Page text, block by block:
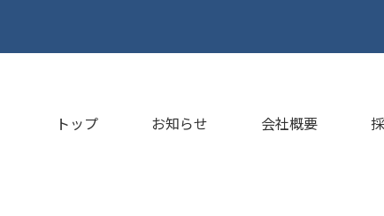
トップ お知らせ 会社概要